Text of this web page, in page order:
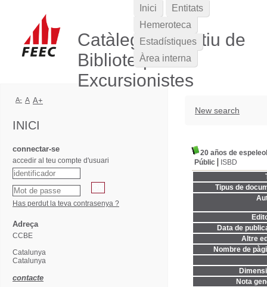
Catàleg Col·lectiu de
Biblioteques
Excursionistes
New search
20 años de
Públic
ISBD
Tipus de
Data de
Altre
Nombre de
Nota
Inici
Entitats
Hemeroteca
Estadístiques
Àrea interna
A- A A+
INICI
connectar-se
accedir al teu compte d'usuari
Has perdut la teva contrasenya ?
Adreça
CCBE
Catalunya
Catalunya
contacte